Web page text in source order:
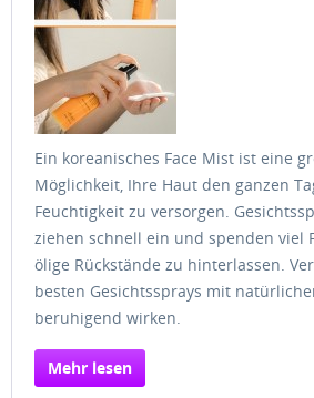
Ein koreanisches Face Mist ist eine
Möglichkeit, Ihre Haut den ganzen
Feuchtigkeit zu versorgen.
ziehen schnell ein und spenden viel
ölige Rückstände zu hinterlassen.
besten Gesichtssprays mit
beruhigend wirken.
Mehr lesen